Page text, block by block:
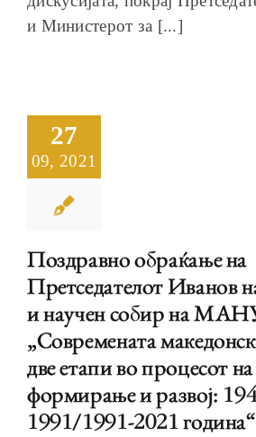
и Министерот за [...]
27
09, 2021
Поздравно обраќање на
Претседателот Иванов
и научен собир на
„Современата
две етапи во процесот
формирање и развој:
1991/1991-2021